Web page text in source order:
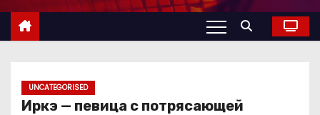
с
UNCATEGORISED
Иркэ — певица с потрясающей